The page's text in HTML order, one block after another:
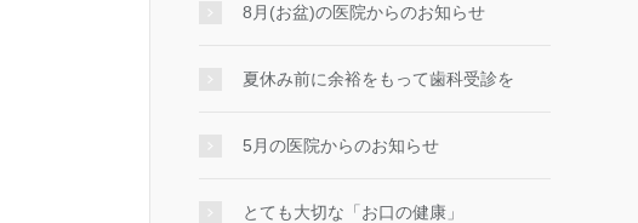
8月(お盆)の医院からのお知らせ
夏休み前に余裕をもって歯科受診を
5月の医院からのお知らせ
とても大切な「お口の健康」